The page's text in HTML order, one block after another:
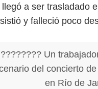
a ser trasladado
y falleció poco
???????? Un
del concierto
en Río de